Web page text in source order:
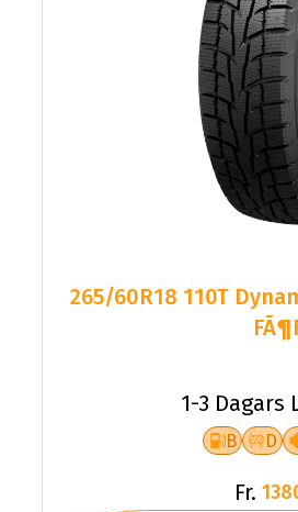
265/60R18 110T
1-3 Dagars
B D
Fr.